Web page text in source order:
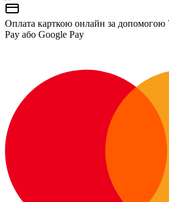
Оплата карткою онлайн за допомогою
Pay або Google Pay